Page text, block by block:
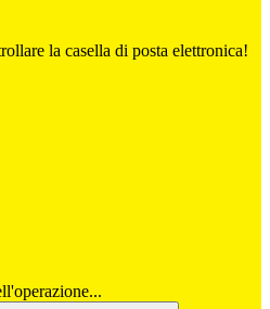
la casella di posta elettronica!